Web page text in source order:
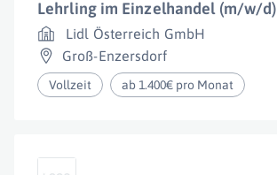
Lehrling im Einzelhandel (m/w/d)
Lidl Österreich GmbH
Groß-Enzersdorf
Vollzeit ab 1.400€ pro Monat